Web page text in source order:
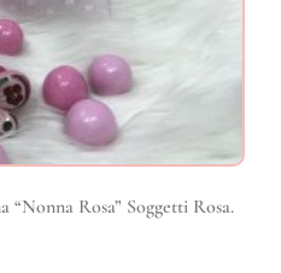
Rosa” Soggetti Rosa.